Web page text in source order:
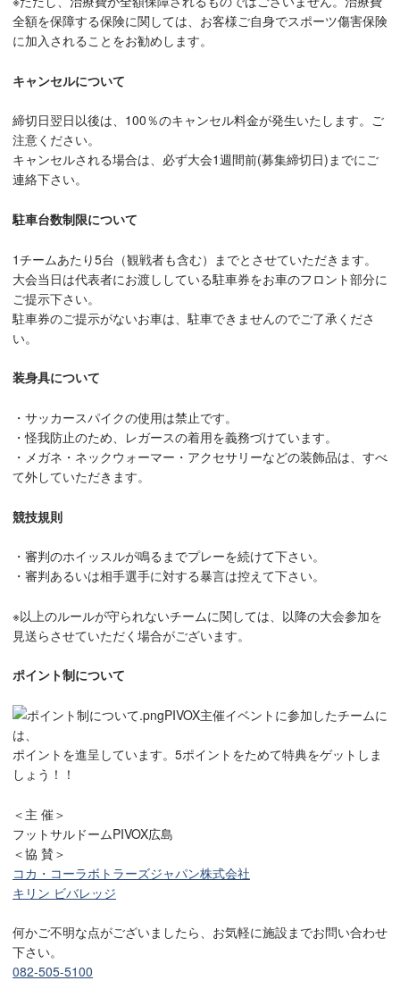
全額を保障する保険に関しては、お客様ご自身でスポーツ傷害保険
に加入されることをお勧めします。
キャンセルについて
締切日翌日以後は、100％のキャンセル料金が発生いたします。ご
注意ください。
キャンセルされる場合は、必ず大会1週間前(募集締切日)までにご
連絡下さい。
駐車台数制限について
1チームあたり5台（観戦者も含む）までとさせていただきます。
大会当日は代表者にお渡ししている駐車券をお車のフロント部分に
ご提示下さい。
駐車券のご提示がないお車は、駐車できませんのでご了承くださ
い。
装身具について
・サッカースパイクの使用は禁止です。
・怪我防止のため、レガースの着用を義務づけています。
・メガネ・ネックウォーマー・アクセサリーなどの装飾品は、すべ
て外していただきます。
競技規則
・審判のホイッスルが鳴るまでプレーを続けて下さい。
・審判あるいは相手選手に対する暴言は控えて下さい。
※以上のルールが守られないチームに関しては、以降の大会参加を
見送らさせていただく場合がございます。
ポイント制について
PIVOX主催イベントに参加したチームに
は、
ポイントを進呈しています。5ポイントをためて特典をゲットしま
しょう！！
＜主 催＞
フットサルドームPIVOX広島
＜協 賛＞
コカ・コーラボトラーズジャパン株式会社
キリン ビバレッジ
何かご不明な点がございましたら、お気軽に施設までお問い合わせ
下さい。
082-505-5100